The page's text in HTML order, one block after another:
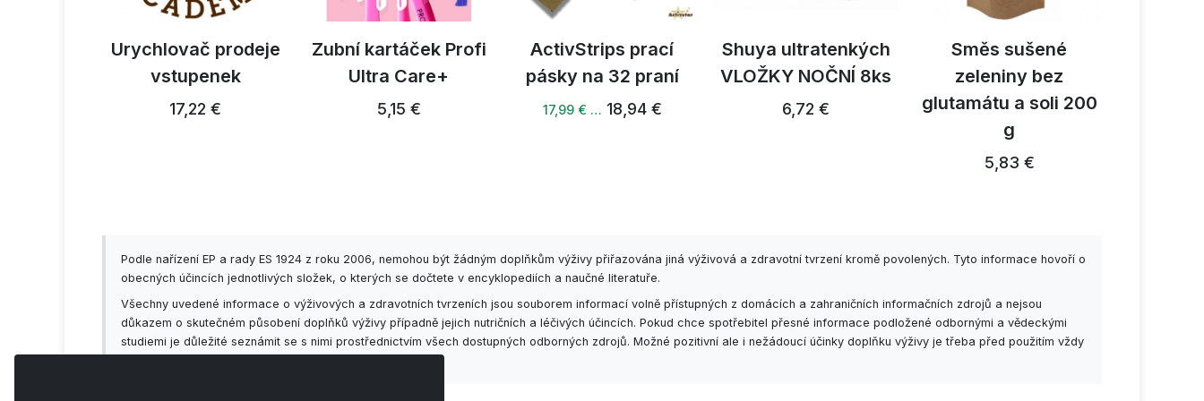
Urychlovač prodeje
vstupenek
17,22 €
Zubní kartáček Profi
Ultra Care+
5,15 €
ActivStrips prací
pásky na 32 praní
17,99 € … 18,94 €
Shuya ultratenkých
VLOŽKY NOČNÍ 8ks
6,72 €
Směs sušené
zeleniny bez
glutamátu a soli 200
g
5,83 €
Podle nařízení EP a rady ES 1924 z roku 2006, nemohou být žádným doplňkům výživy přiřazována jiná výživová a zdravotní tvrzení kromě povolených. Tyto informace hovoří o
obecných účincích jednotlivých složek, o kterých se dočtete v encyklopediích a naučné literatuře.
Všechny uvedené informace o výživových a zdravotních tvrzeních jsou souborem informací volně přístupných z domácích a zahraničních informačních zdrojů a nejsou
důkazem o skutečném působení doplňků výživy případně jejich nutričních a léčivých účincích. Pokud chce spotřebitel přesné informace podložené odbornými a vědeckými
studiemi je důležité seznámit se s nimi prostřednictvím všech dostupných odborných zdrojů. Možné pozitivní ale i nežádoucí účinky doplňku výživy je třeba před použitím vždy